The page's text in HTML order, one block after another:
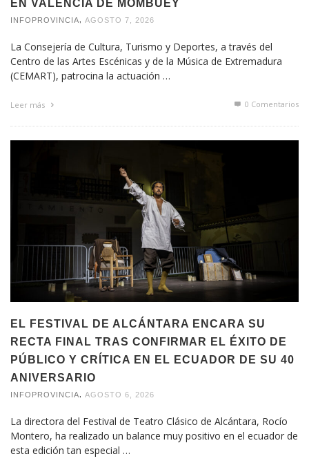
EN VALENCIA DE MOMBUEY
INFOPROVINCIA AGOSTO 7, 2026
La Consejería de Cultura, Turismo y Deportes, a través del
Centro de las Artes Escénicas y de la Música de Extremadura
(CEMART), patrocina la actuación …
Leer más 0 Comentarios
EL FESTIVAL DE ALCÁNTARA ENCARA SU
RECTA FINAL TRAS CONFIRMAR EL ÉXITO DE
PÚBLICO Y CRÍTICA EN EL ECUADOR DE SU 40
ANIVERSARIO
INFOPROVINCIA AGOSTO 6, 2026
La directora del Festival de Teatro Clásico de Alcántara, Rocío
Montero, ha realizado un balance muy positivo en el ecuador de
esta edición tan especial …